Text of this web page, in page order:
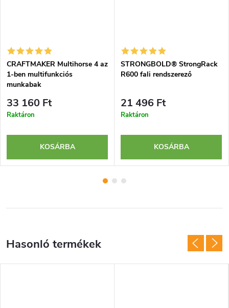
CRAFTMAKER Multihorse 4 az
1-ben multifunkciós
munkabak
33 160 Ft
Raktáron
KOSÁRBA
STRONGBOLD® StrongRack
R600 fali rendszerező
21 496 Ft
Raktáron
KOSÁRBA